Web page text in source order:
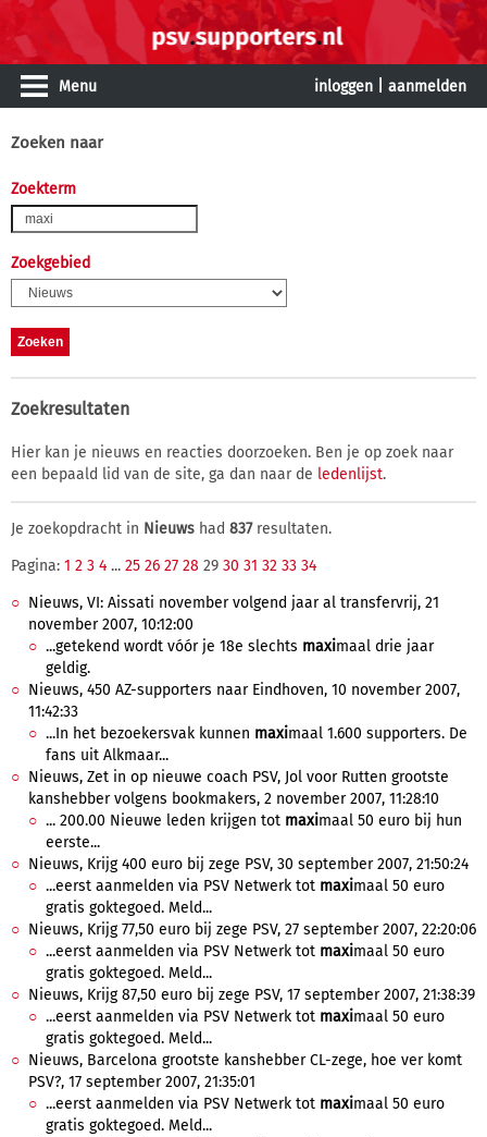
Menu inloggen aanmelden
Zoeken naar
Zoekterm
Zoekgebied
Zoekresultaten
Hier kan je nieuws en reacties doorzoeken. Ben je op zoek naar
een bepaald lid van de site, ga dan naar de ledenlijst.
Je zoekopdracht in Nieuws had 837resultaten.
Pagina: 1 2 3 4 ... 25 26 27 28 29 30 31 32 33 34
Nieuws, VI: Aissati november volgend jaar al transfervrij, 21
november 2007, 10:12:00
...getekend wordt vóór je 18e slechts maximaal drie jaar
geldig.
Nieuws, 450 AZ-supporters naar Eindhoven, 10 november 2007,
11:42:33
...In het bezoekersvak kunnen maximaal 1.600 supporters. De
fans uit Alkmaar...
Nieuws, Zet in op nieuwe coach PSV, Jol voor Rutten grootste
kanshebber volgens bookmakers, 2 november 2007, 11:28:10
... 200.00 Nieuwe leden krijgen tot maximaal 50 euro bij hun
eerste...
Nieuws, Krijg 400 euro bij zege PSV, 30 september 2007, 21:50:24
...eerst aanmelden via PSV Netwerk tot maximaal 50 euro
gratis goktegoed. Meld...
Nieuws, Krijg 77,50 euro bij zege PSV, 27 september 2007, 22:20:06
...eerst aanmelden via PSV Netwerk tot maximaal 50 euro
gratis goktegoed. Meld...
Nieuws, Krijg 87,50 euro bij zege PSV, 17 september 2007, 21:38:39
...eerst aanmelden via PSV Netwerk tot maximaal 50 euro
gratis goktegoed. Meld...
Nieuws, Barcelona grootste kanshebber CL-zege, hoe ver komt
PSV?, 17 september 2007, 21:35:01
...eerst aanmelden via PSV Netwerk tot maximaal 50 euro
gratis goktegoed. Meld...